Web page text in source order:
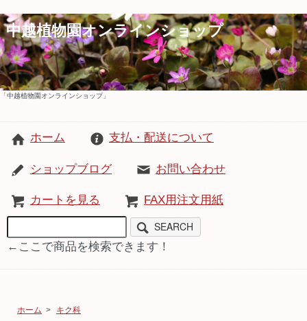
中越植物園オンラインショップ
「中越植物園オンラインショップ」
ホーム 支払・配送について
ショップブログ お問い合わせ
カートを見る FAX用注文用紙
SEARCH
←ここで商品を検索できます！
ホーム > キク科